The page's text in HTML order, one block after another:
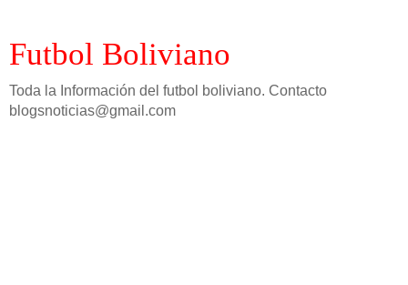
Futbol Boliviano
Toda la Información del futbol boliviano. Contacto
blogsnoticias@gmail.com